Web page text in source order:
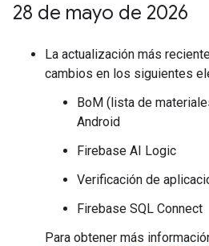
28 de mayo de 2026
La actualización más
cambios en los siguientes
BoM (lista de
Android
Firebase AI Logic
Verificación de
Firebase SQL Connect
Para obtener más